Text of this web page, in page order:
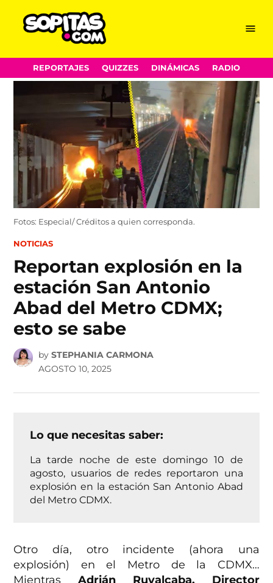
Skip
to
Menu
REPORTAJES QUIZZES DINÁMICAS RADIO
Fotos: Especial/ Créditos a quien corresponda.
POSTED
NOTICIAS
Reportan explosión en la
estación San Antonio
Abad del Metro CDMX;
esto se sabe
by STEPHANIA CARMONA
AGOSTO 10, 2025
Lo que necesitas saber:
La tarde noche de este domingo 10 de
agosto, usuarios de redes reportaron una
explosión en la estación San Antonio Abad
del Metro CDMX.
Otro día, otro incidente (ahora una
explosión) en el Metro de la CDMX…
MientrasAdrián Ruvalcaba, Director